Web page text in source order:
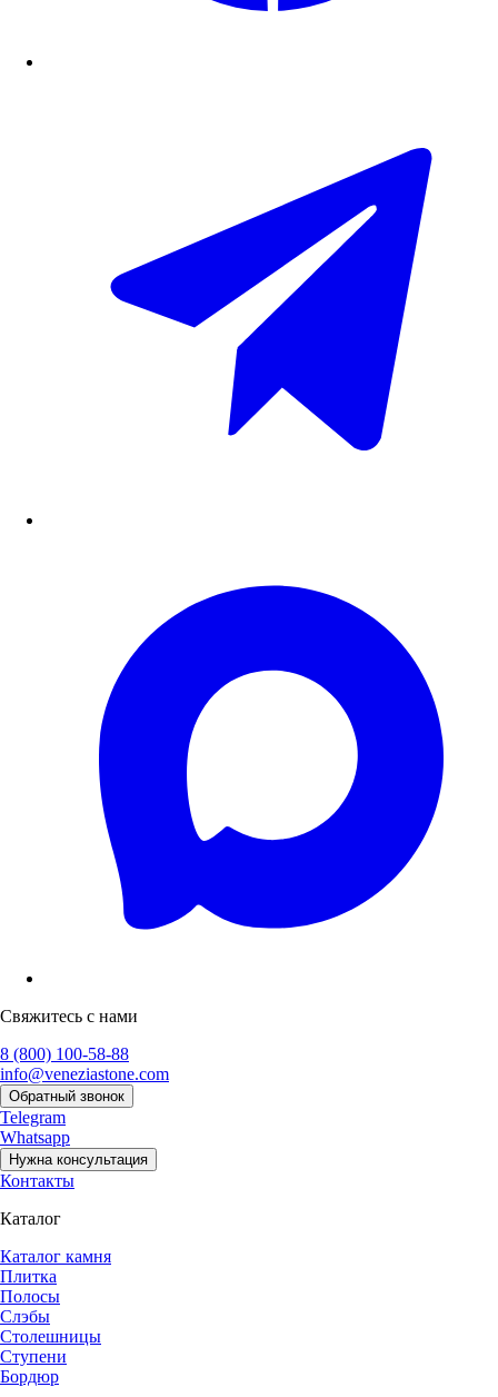
Свяжитесь с нами
8 (800) 100-58-88
info@veneziastone.com
Обратный звонок
Telegram
Whatsapp
Нужна консультация
Контакты
Каталог
Каталог камня
Плитка
Полосы
Слэбы
Столешницы
Ступени
Бордюр